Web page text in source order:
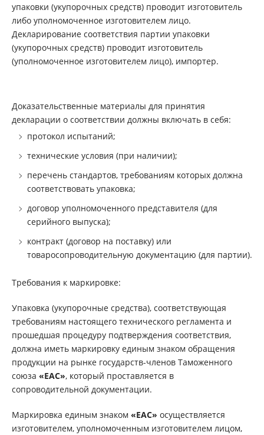
упаковки (укупорочных средств) проводит изготовитель
либо уполномоченное изготовителем лицо.
Декларирование соответствия партии упаковки
(укупорочных средств) проводит изготовитель
(уполномоченное изготовителем лицо), импортер.
Доказательственные материалы для принятия
декларации о соответствии должны включать в себя:
протокол испытаний;
технические условия (при наличии);
перечень стандартов, требованиям которых должна
соответствовать упаковка;
договор уполномоченного представителя (для
серийного выпуска);
контракт (договор на поставку) или
товаросопроводительную документацию (для партии).
Требования к маркировке:
Упаковка (укупорочные средства), соответствующая
требованиям настоящего технического регламента и
прошедшая процедуру подтверждения соответствия,
должна иметь маркировку единым знаком обращения
продукции на рынке государств-членов Таможенного
союза «ЕАС», который проставляется в
сопроводительной документации.
Маркировка единым знаком «ЕАС» осуществляется
изготовителем, уполномоченным изготовителем лицом,